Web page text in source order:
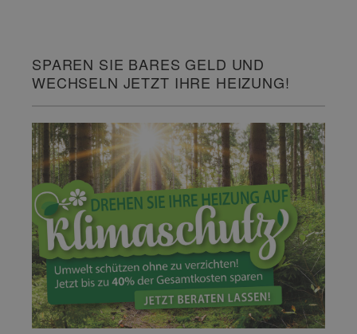
SPAREN SIE BARES GELD UND
WECHSELN JETZT IHRE HEIZUNG!